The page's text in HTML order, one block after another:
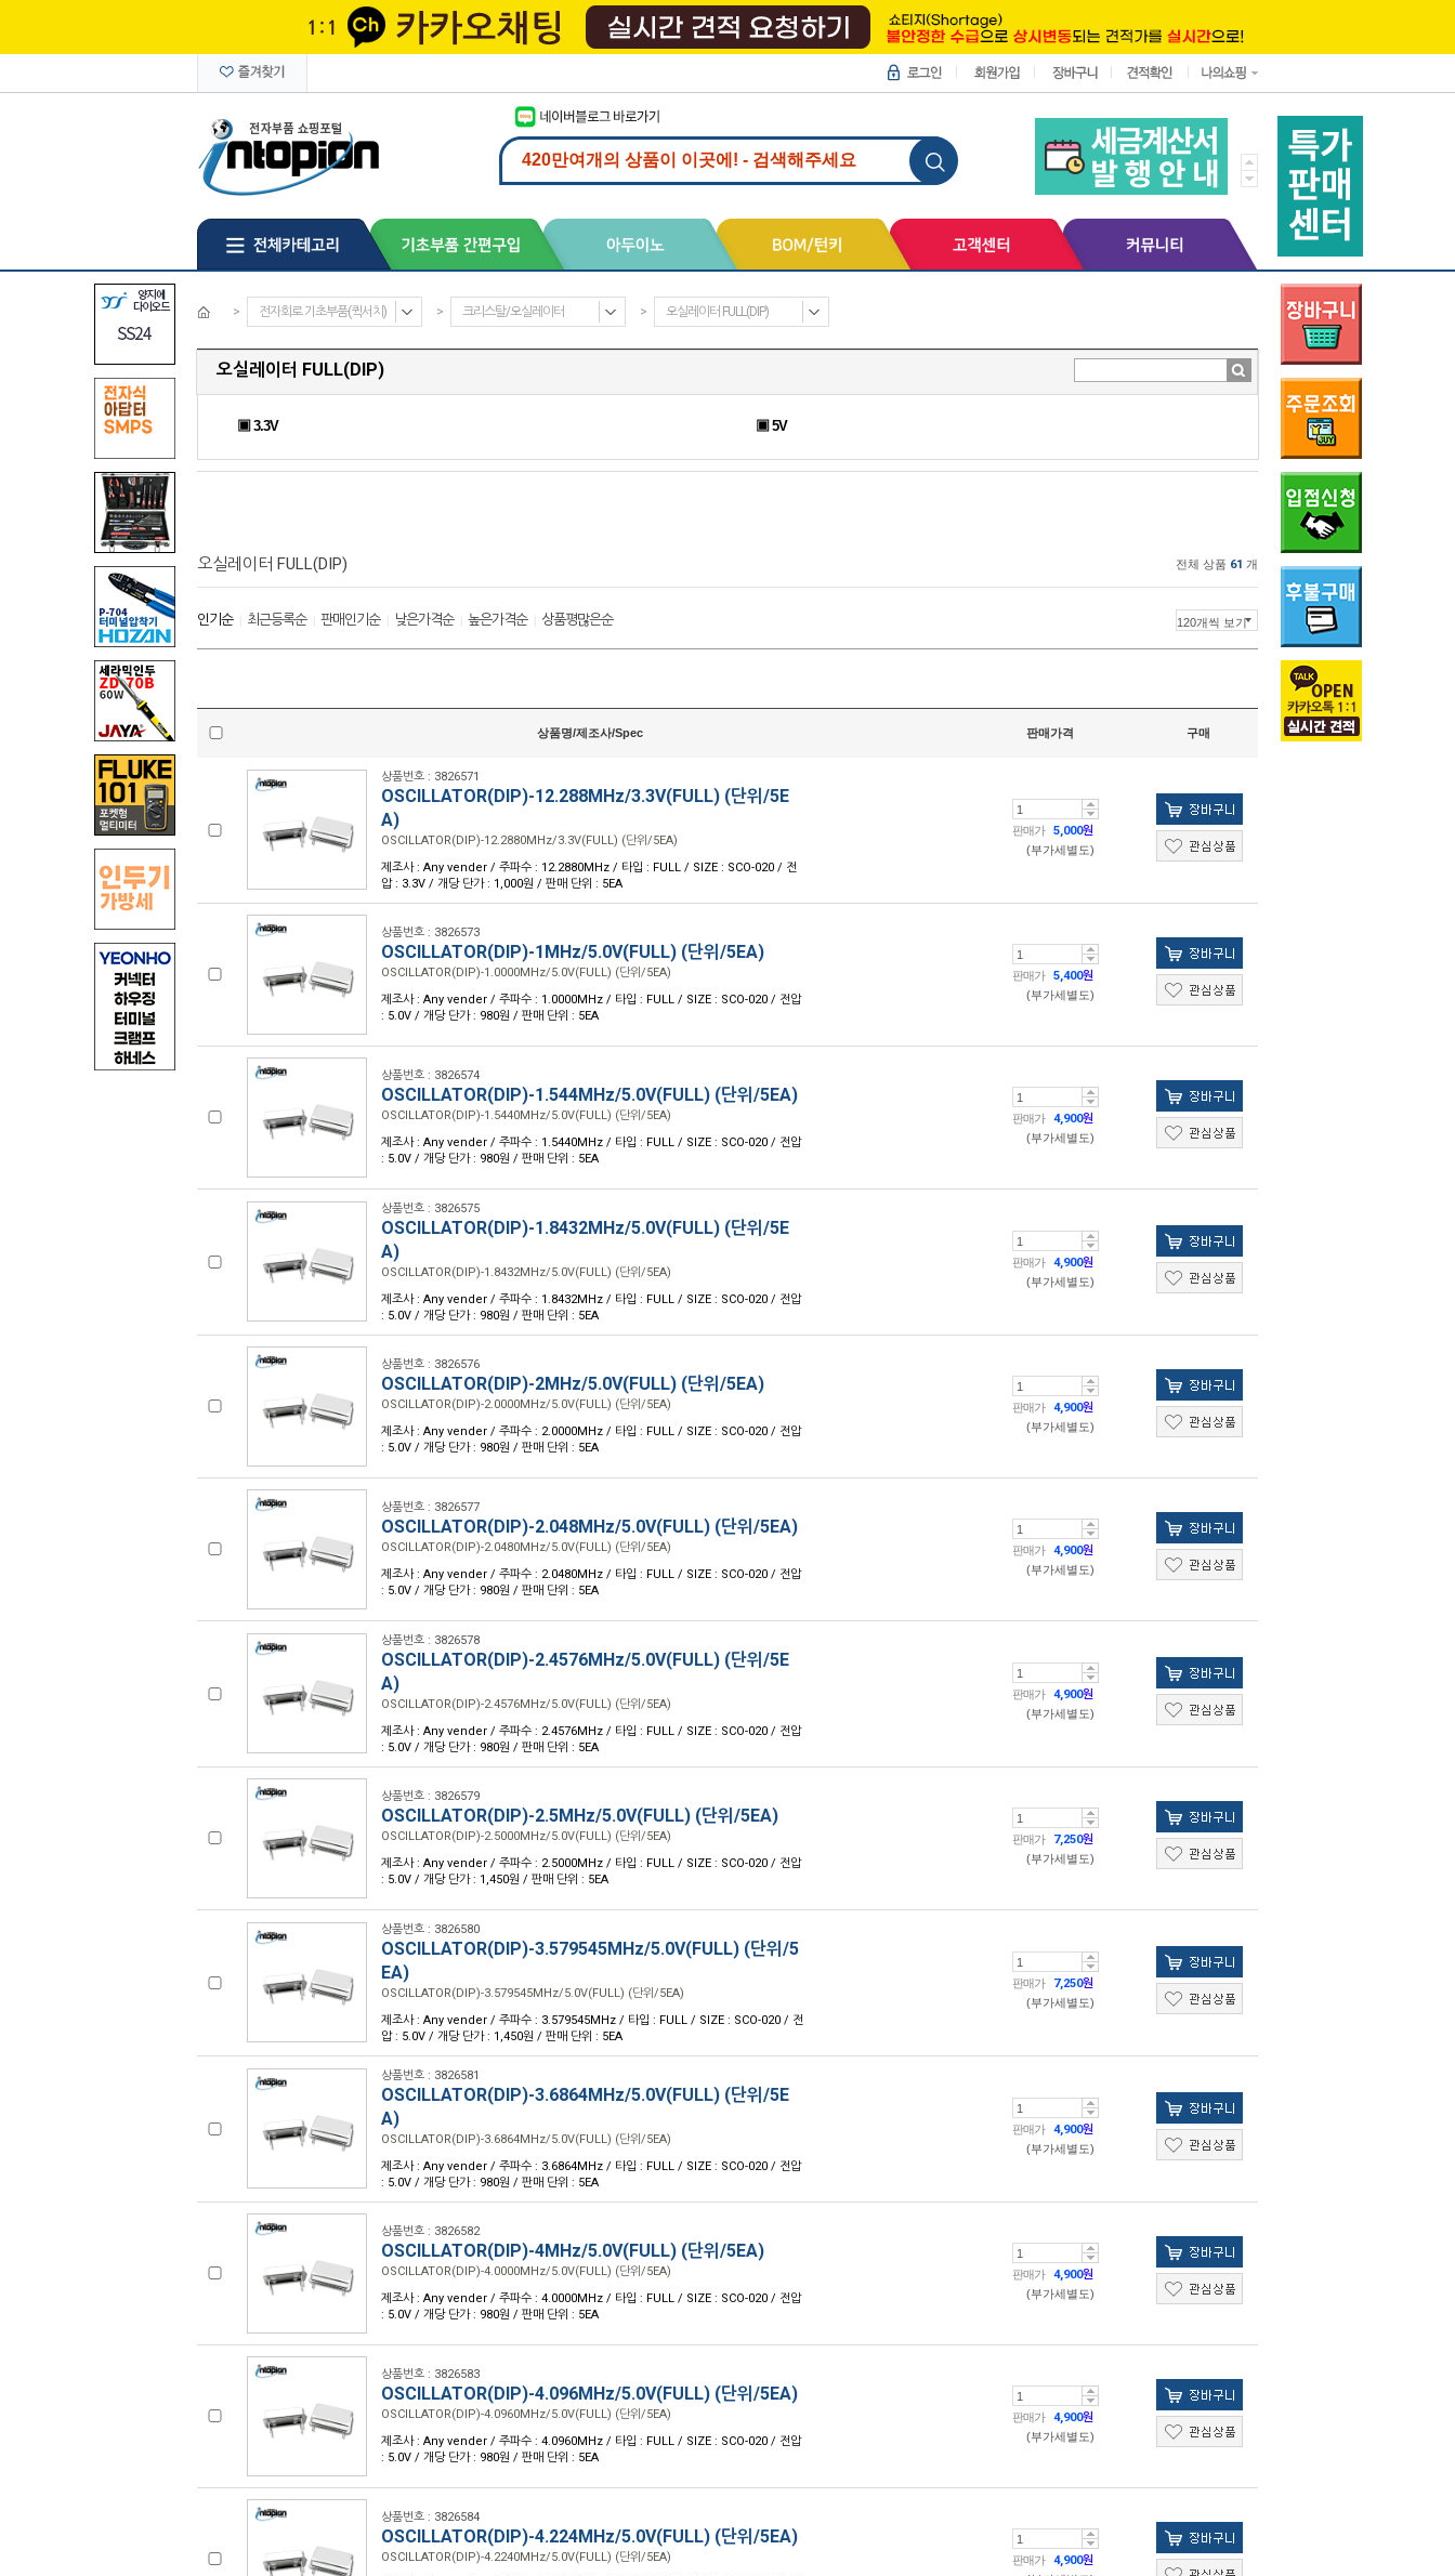
> 전자회로 기초부품(퀵서치) > 크리스탈/오실레이터 > 오실레이터 FULL(DIP)
오실레이터 FULL(DIP)
▣ 3.3V ▣ 5V
오실레이터 FULL(DIP) 전체 상품 61 개
인기순| 최근등록순| 판매인기순| 낮은가격순| 높은가격순| 상품평많은순
상품명/제조사/Spec 판매가격 구매
상품번호 : 3826571
OSCILLATOR(DIP)-12.288MHz/3.3V(FULL) (단위/5E
A)
OSCILLATOR(DIP)-12.2880MHz/3.3V(FULL) (단위/5EA)
제조사 : Any vender / 주파수 : 12.2880MHz / 타입 : FULL / SIZE : SCO-020 / 전
압 : 3.3V / 개당 단가 : 1,000원 / 판매 단위 : 5EA
판매가 5,000원
(부가세별도)
상품번호 : 3826573
OSCILLATOR(DIP)-1MHz/5.0V(FULL) (단위/5EA)
OSCILLATOR(DIP)-1.0000MHz/5.0V(FULL) (단위/5EA)
제조사 : Any vender / 주파수 : 1.0000MHz / 타입 : FULL / SIZE : SCO-020 / 전압
: 5.0V / 개당 단가 : 980원 / 판매 단위 : 5EA
판매가 5,400원
(부가세별도)
상품번호 : 3826574
OSCILLATOR(DIP)-1.544MHz/5.0V(FULL) (단위/5EA)
OSCILLATOR(DIP)-1.5440MHz/5.0V(FULL) (단위/5EA)
제조사 : Any vender / 주파수 : 1.5440MHz / 타입 : FULL / SIZE : SCO-020 / 전압
: 5.0V / 개당 단가 : 980원 / 판매 단위 : 5EA
판매가 4,900원
(부가세별도)
상품번호 : 3826575
OSCILLATOR(DIP)-1.8432MHz/5.0V(FULL) (단위/5E
A)
OSCILLATOR(DIP)-1.8432MHz/5.0V(FULL) (단위/5EA)
제조사 : Any vender / 주파수 : 1.8432MHz / 타입 : FULL / SIZE : SCO-020 / 전압
: 5.0V / 개당 단가 : 980원 / 판매 단위 : 5EA
판매가 4,900원
(부가세별도)
상품번호 : 3826576
OSCILLATOR(DIP)-2MHz/5.0V(FULL) (단위/5EA)
OSCILLATOR(DIP)-2.0000MHz/5.0V(FULL) (단위/5EA)
제조사 : Any vender / 주파수 : 2.0000MHz / 타입 : FULL / SIZE : SCO-020 / 전압
: 5.0V / 개당 단가 : 980원 / 판매 단위 : 5EA
판매가 4,900원
(부가세별도)
상품번호 : 3826577
OSCILLATOR(DIP)-2.048MHz/5.0V(FULL) (단위/5EA)
OSCILLATOR(DIP)-2.0480MHz/5.0V(FULL) (단위/5EA)
제조사 : Any vender / 주파수 : 2.0480MHz / 타입 : FULL / SIZE : SCO-020 / 전압
: 5.0V / 개당 단가 : 980원 / 판매 단위 : 5EA
판매가 4,900원
(부가세별도)
상품번호 : 3826578
OSCILLATOR(DIP)-2.4576MHz/5.0V(FULL) (단위/5E
A)
OSCILLATOR(DIP)-2.4576MHz/5.0V(FULL) (단위/5EA)
제조사 : Any vender / 주파수 : 2.4576MHz / 타입 : FULL / SIZE : SCO-020 / 전압
: 5.0V / 개당 단가 : 980원 / 판매 단위 : 5EA
판매가 4,900원
(부가세별도)
상품번호 : 3826579
OSCILLATOR(DIP)-2.5MHz/5.0V(FULL) (단위/5EA)
OSCILLATOR(DIP)-2.5000MHz/5.0V(FULL) (단위/5EA)
제조사 : Any vender / 주파수 : 2.5000MHz / 타입 : FULL / SIZE : SCO-020 / 전압
: 5.0V / 개당 단가 : 1,450원 / 판매 단위 : 5EA
판매가 7,250원
(부가세별도)
상품번호 : 3826580
OSCILLATOR(DIP)-3.579545MHz/5.0V(FULL) (단위/5
EA)
OSCILLATOR(DIP)-3.579545MHz/5.0V(FULL) (단위/5EA)
제조사 : Any vender / 주파수 : 3.579545MHz / 타입 : FULL / SIZE : SCO-020 / 전
압 : 5.0V / 개당 단가 : 1,450원 / 판매 단위 : 5EA
판매가 7,250원
(부가세별도)
상품번호 : 3826581
OSCILLATOR(DIP)-3.6864MHz/5.0V(FULL) (단위/5E
A)
OSCILLATOR(DIP)-3.6864MHz/5.0V(FULL) (단위/5EA)
제조사 : Any vender / 주파수 : 3.6864MHz / 타입 : FULL / SIZE : SCO-020 / 전압
: 5.0V / 개당 단가 : 980원 / 판매 단위 : 5EA
판매가 4,900원
(부가세별도)
상품번호 : 3826582
OSCILLATOR(DIP)-4MHz/5.0V(FULL) (단위/5EA)
OSCILLATOR(DIP)-4.0000MHz/5.0V(FULL) (단위/5EA)
제조사 : Any vender / 주파수 : 4.0000MHz / 타입 : FULL / SIZE : SCO-020 / 전압
: 5.0V / 개당 단가 : 980원 / 판매 단위 : 5EA
판매가 4,900원
(부가세별도)
상품번호 : 3826583
OSCILLATOR(DIP)-4.096MHz/5.0V(FULL) (단위/5EA)
OSCILLATOR(DIP)-4.0960MHz/5.0V(FULL) (단위/5EA)
제조사 : Any vender / 주파수 : 4.0960MHz / 타입 : FULL / SIZE : SCO-020 / 전압
: 5.0V / 개당 단가 : 980원 / 판매 단위 : 5EA
판매가 4,900원
(부가세별도)
상품번호 : 3826584
OSCILLATOR(DIP)-4.224MHz/5.0V(FULL) (단위/5EA)
OSCILLATOR(DIP)-4.2240MHz/5.0V(FULL) (단위/5EA)
판매가 4,900원